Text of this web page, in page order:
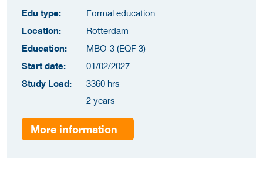
Edu type:
Formal education
Location:
Rotterdam
Education:
MBO-3 (EQF 3)
Start date:
01/02/2027
Study Load:
3360 hrs
2 years
More information